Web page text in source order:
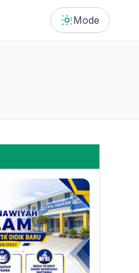
Mode